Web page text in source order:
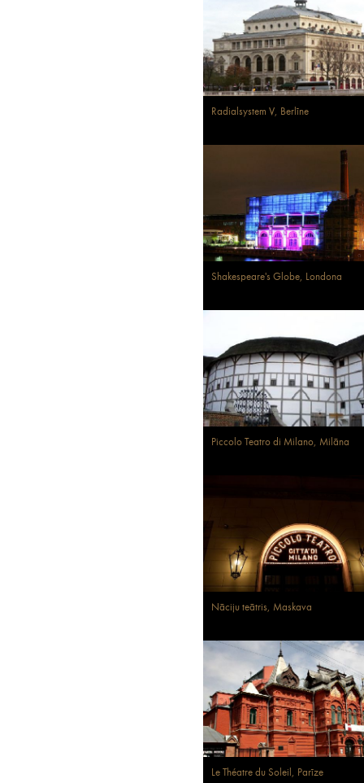
Radialsystem V, Berlīne
Shakespeare's Globe, Londona
Piccolo Teatro di Milano, Milāna
Nāciju teātris, Maskava
Le Théatre du Soleil, Parīze